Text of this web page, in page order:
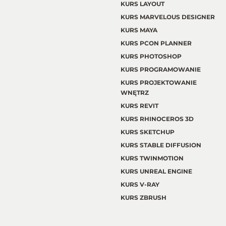
KURS LAYOUT
KURS MARVELOUS DESIGNER
KURS MAYA
KURS PCON PLANNER
KURS PHOTOSHOP
KURS PROGRAMOWANIE
KURS PROJEKTOWANIE
WNĘTRZ
KURS REVIT
KURS RHINOCEROS 3D
KURS SKETCHUP
KURS STABLE DIFFUSION
KURS TWINMOTION
KURS UNREAL ENGINE
KURS V-RAY
KURS ZBRUSH